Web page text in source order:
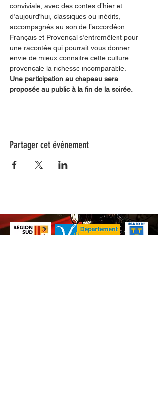
conviviale, avec des contes d’hier et
d’aujourd’hui, classiques ou inédits,
accompagnés au son de l’accordéon.
Français et Provençal s’entremêlent pour
une racontée qui pourrait vous donner
envie de mieux connaître cette culture
provençale la richesse incomparable.
Une participation au chapeau sera
proposée au public à la fin de la soirée.
Partager cet événement